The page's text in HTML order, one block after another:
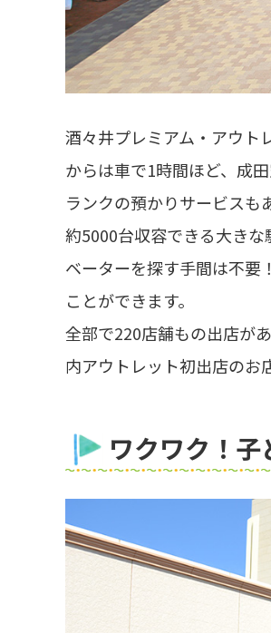
酒々井プレミアム・アウト
からは車で1時間ほど、成
ランクの預かりサービスも
約5000台収容できる大き
ベーターを探す手間は不要
ことができます。
全部で220店舗もの出店が
内アウトレット初出店のお
ワクワク！